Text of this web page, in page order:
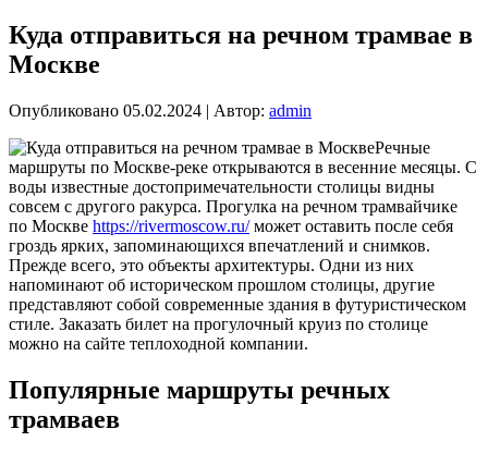
Куда отправиться на речном трамвае в
Москве
Опубликовано 05.02.2024 | Автор: admin
Речные
маршруты по Москве-реке открываются в весенние месяцы. С
воды известные достопримечательности столицы видны
совсем с другого ракурса. Прогулка на речном трамвайчике
по Москве https://rivermoscow.ru/может оставить после себя
гроздь ярких, запоминающихся впечатлений и снимков.
Прежде всего, это объекты архитектуры. Одни из них
напоминают об историческом прошлом столицы, другие
представляют собой современные здания в футуристическом
стиле. Заказать билет на прогулочный круиз по столице
можно на сайте теплоходной компании.
Популярные маршруты речных
трамваев